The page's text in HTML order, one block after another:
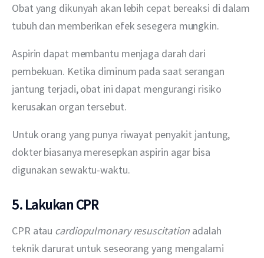
Obat yang dikunyah akan lebih cepat bereaksi di dalam
tubuh dan memberikan efek sesegera mungkin.
Aspirin dapat membantu menjaga darah dari
pembekuan. Ketika diminum pada saat serangan
jantung terjadi, obat ini dapat mengurangi risiko
kerusakan organ tersebut.
Untuk orang yang punya riwayat penyakit jantung,
dokter biasanya meresepkan aspirin agar bisa
digunakan sewaktu-waktu.
5. Lakukan CPR
CPR atau cardiopulmonary resuscitation adalah
teknik darurat untuk seseorang yang mengalami